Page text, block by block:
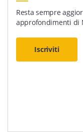
Resta sempre
approfondimenti di
Iscriviti